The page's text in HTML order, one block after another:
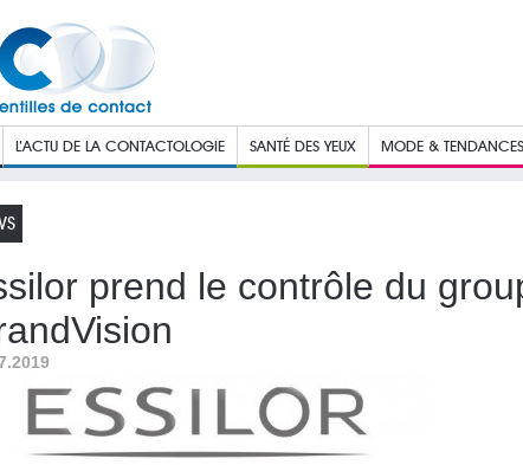
L’ACTU DE LA CONTACTOLOGIE SANTÉ DES YEUX MODE & TENDANCES
prend le contrôle du